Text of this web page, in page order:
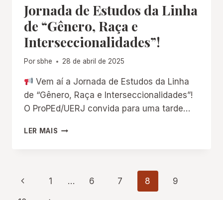
HISTÓRIA,
EDUCAÇÃO,
PATRIMÔNIO-
EDUCATIVO
Jornada de Estudos da Linha
de “Gênero, Raça e
Interseccionalidades”!
Porsbhe 28 de abril de 2025
Vem aí a Jornada de Estudos da Linha
de “Gênero, Raça e Interseccionalidades”!
O ProPEd/UERJ convida para uma tarde…
LER MAIS JORNADA
Navegação
Página
1 … 6 7 8 9